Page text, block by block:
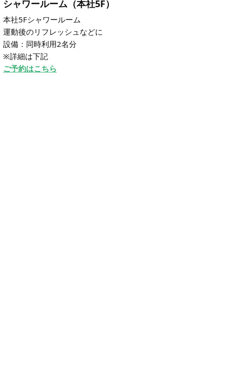
シャワールーム（本社5F）
本社5Fシャワールーム
運動後のリフレッシュなどに
設備：同時利用2名分
※詳細は下記
ご予約はこちら